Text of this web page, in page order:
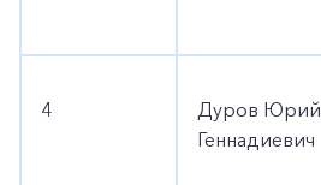
4
Дуров Юрий
Геннадиевич